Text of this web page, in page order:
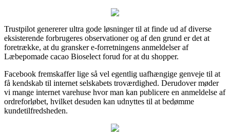
Trustpilot genererer ultra gode løsninger til at finde ud af diverse
eksisterende forbrugeres observationer og af den grund er det at
foretrække, at du gransker e-forretningens anmeldelser af
Læbepomade cacao Bioselect forud for at du shopper.
Facebook fremskaffer lige så vel egentlig uafhængige genveje til at
få kendskab til internet selskabets troværdighed. Derudover møder
vi mange internet varehuse hvor man kan publicere en anmeldelse af
ordreforløbet, hvilket desuden kan udnyttes til at bedømme
kundetilfredsheden.